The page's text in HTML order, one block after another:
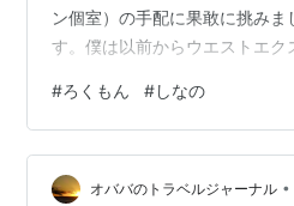
ン個室）の手配に果敢に挑み
す。僕は以前からウエストエク
日本旅行の抽選申し込みに応募
ながら当選することはありま
スプレス銀河にはプレミアル
が、そのうち１人用はたった１
#ろくもん #しなの
オババのトラベルジャーナル •